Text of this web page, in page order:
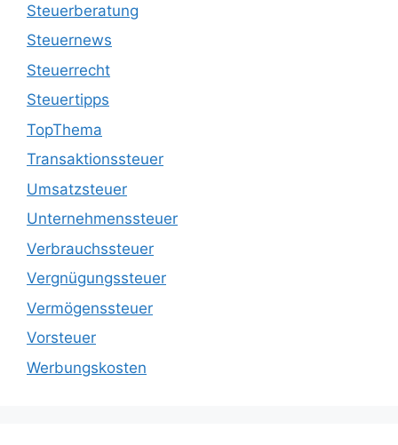
Steuerberatung
Steuernews
Steuerrecht
Steuertipps
TopThema
Transaktionssteuer
Umsatzsteuer
Unternehmenssteuer
Verbrauchssteuer
Vergnügungssteuer
Vermögenssteuer
Vorsteuer
Werbungskosten